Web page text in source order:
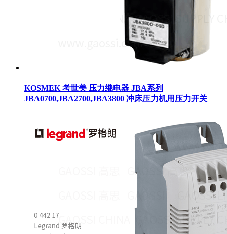
KOSMEK 考世美 压力继电器 JBA系列
JBA0700,JBA2700,JBA3800 冲床压力机用压力开关